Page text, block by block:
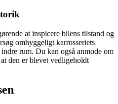
at inspicere bilens tilstand og
omhyggeligt karrosseriets
rum. Du kan også anmode om
den er blevet vedligeholdt